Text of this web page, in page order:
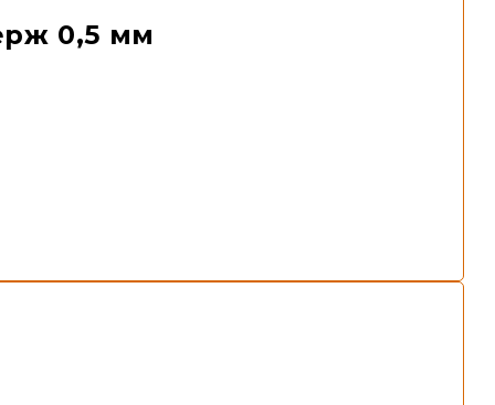
0,5 мм